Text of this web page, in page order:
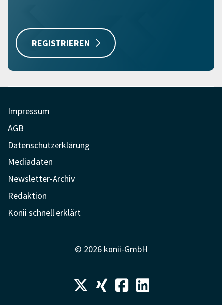
REGISTRIEREN
Impressum
AGB
Datenschutzerklärung
Mediadaten
Newsletter-Archiv
Redaktion
Konii schnell erklärt
© 2026 konii-GmbH